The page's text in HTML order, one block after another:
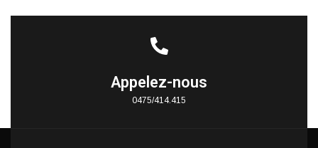
Appelez-nous
0475/414.415